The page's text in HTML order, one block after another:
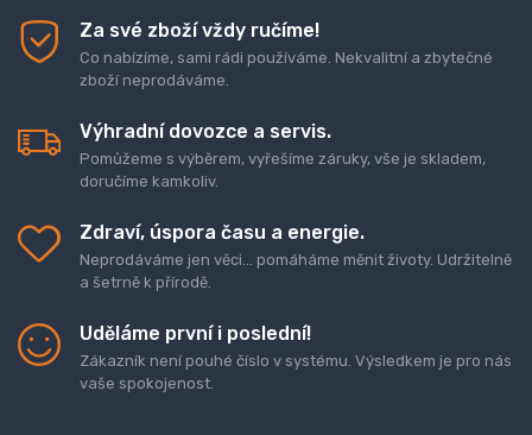
Za své zboží vždy ručíme!
Co nabízíme, sami rádi používáme. Nekvalitní a zbytečné
zboží neprodáváme.
Výhradní dovozce a servis.
Pomůžeme s výběrem, vyřešíme záruky, vše je skladem,
doručíme kamkoliv.
Zdraví, úspora času a energie.
Neprodáváme jen věci... pomáháme měnit životy. Udržitelně
a šetrně k přírodě.
Uděláme první i poslední!
Zákazník není pouhé číslo v systému. Výsledkem je pro nás
vaše spokojenost.